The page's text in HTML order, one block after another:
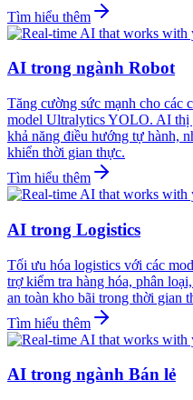
Tìm hiểu thêm
AI trong ngành Robot
Tăng cường sức mạnh cho các
model Ultralytics YOLO. AI thị
khả năng điều hướng tự hành,
khiển thời gian thực.
Tìm hiểu thêm
AI trong Logistics
Tối ưu hóa logistics với các
trợ kiểm tra hàng hóa, phân
an toàn kho bãi trong thời gian
Tìm hiểu thêm
AI trong ngành Bán lẻ